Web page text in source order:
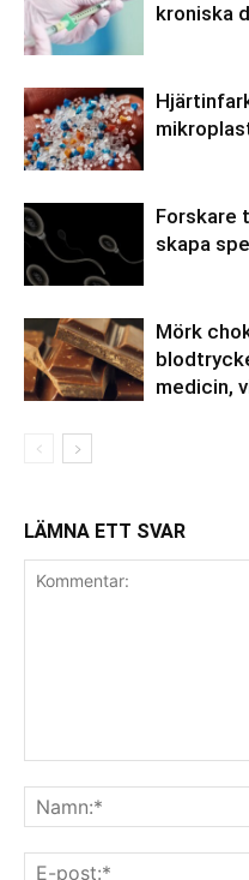
kroniska
Forskare
skapa
Mörk
medicin,
LÄMNA ETT SVAR